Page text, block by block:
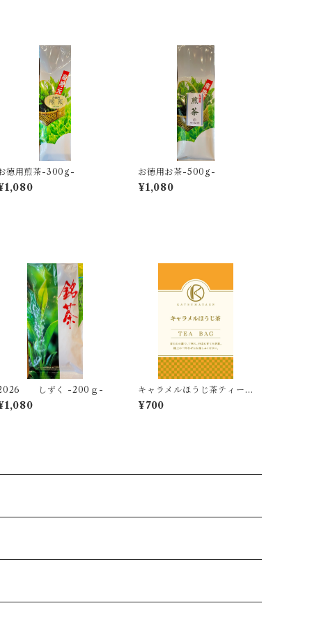
徳用煎茶-300g- お徳用お茶-500g-
¥1,080
しずく -200ｇ-
キャラメルほうじ茶ティー
バッグ -2.5g×8個入-
¥700